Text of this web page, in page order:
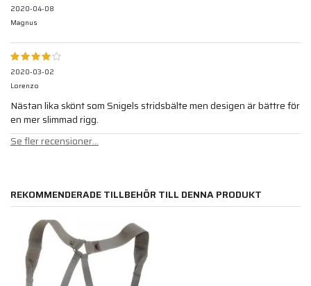
2020-04-08
Magnus
2020-03-02
Lorenzo
Nästan lika skönt som Snigels stridsbälte men desigen är bättre för
en mer slimmad rigg.
Se fler recensioner...
REKOMMENDERADE TILLBEHÖR TILL DENNA PRODUKT